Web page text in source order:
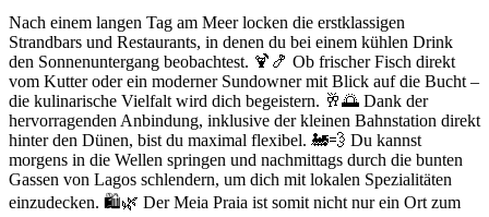
Nach einem langen Tag am Meer locken die erstklassigen
Strandbars und Restaurants, in denen du bei einem kühlen Drink
den Sonnenuntergang beobachtest. 🍹🍤 Ob frischer Fisch direkt
vom Kutter oder ein moderner Sundowner mit Blick auf die Bucht –
die kulinarische Vielfalt wird dich begeistern. 🥂🌅 Dank der
hervorragenden Anbindung, inklusive der kleinen Bahnstation direkt
hinter den Dünen, bist du maximal flexibel. 🚂💨 Du kannst
morgens in die Wellen springen und nachmittags durch die bunten
Gassen von Lagos schlendern, um dich mit lokalen Spezialitäten
einzudecken. 🛍️🌿 Der Meia Praia ist somit nicht nur ein Ort zum